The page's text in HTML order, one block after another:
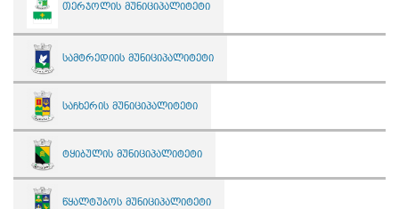
თერჯოლის მუნიციპალიტეტი
სამტრედიის მუნიციპალიტეტი
საჩხერის მუნიციპალიტეტი
ტყიბულის მუნიციპალიტეტი
წყალტუბოს მუნიციპალიტეტი